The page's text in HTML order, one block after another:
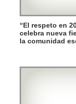
“El respeto en
celebra nueva
la comunidad